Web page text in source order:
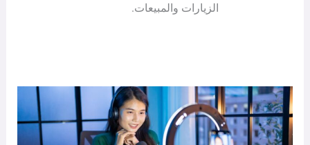
الزيارات والمبيعات.
كيف
يمكنني
إنشاء